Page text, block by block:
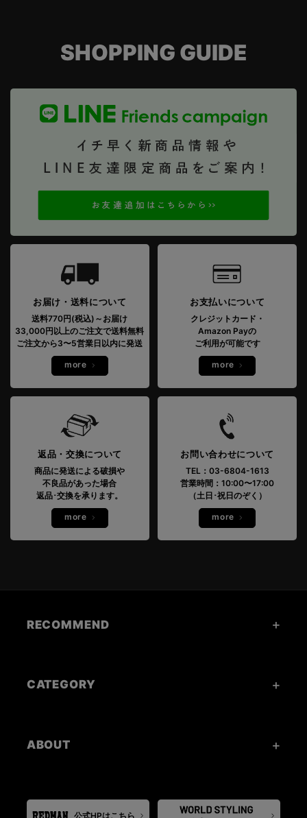
SHOPPING GUIDE
お届け・送料について
送料770円(税込)～お届け
33,000円以上のご注文で送料無料
ご注文から3〜5営業日以内に発送
more
お支払いについて
クレジットカード・
Amazon Payの
ご利用が可能です
more
返品・交換について
商品に発送による破損や
不良品があった場合
返品･交換を承ります。
more
お問い合わせについて
TEL：03-6804-1613
営業時間：10:00〜17:00
（土日･祝日のぞく）
more
RECOMMEND
CATEGORY
ABOUT
公式HPはこちら